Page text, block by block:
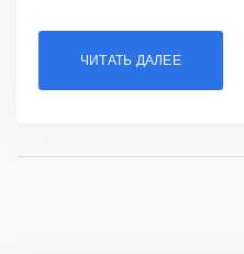
ЧИТАТЬ ДАЛЕЕ